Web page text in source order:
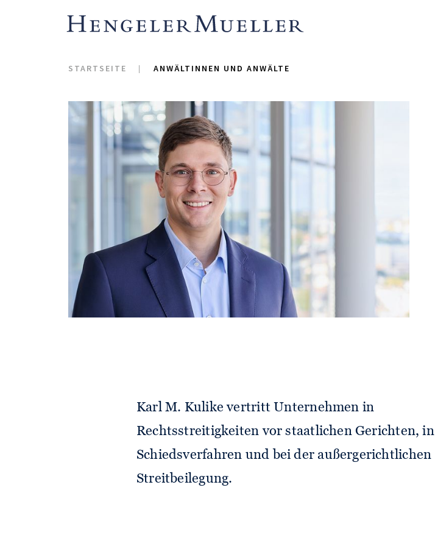
STARTSEITE ANWÄLTINNEN UND ANWÄLTE
Karl M. Kulike vertritt Unternehmen in
Rechtsstreitigkeiten vor staatlichen Gerichten, in
Schiedsverfahren und bei der außergerichtlichen
Streitbeilegung.